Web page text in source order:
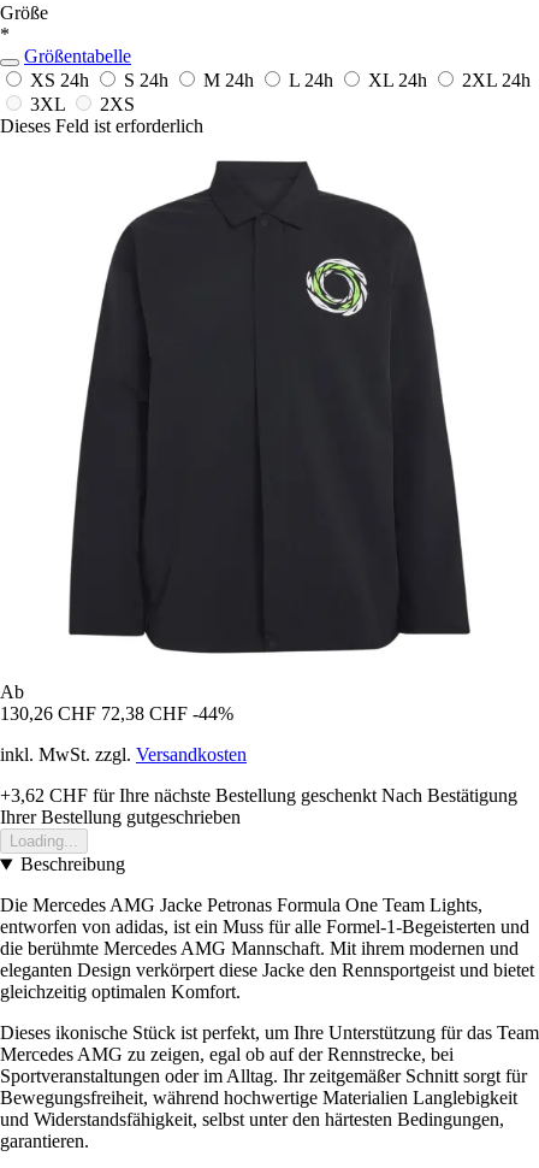
Größe
*
Größentabelle
XS 24h S 24h M 24h L 24h XL 24h 2XL 24h
3XL
2XS
Dieses Feld ist erforderlich
Ab
130,26 CHF 72,38 CHF -44%
inkl. MwSt. zzgl. Versandkosten
+3,62 CHF für Ihre nächste Bestellung geschenkt Nach Bestätigung
Ihrer Bestellung gutgeschrieben
Loading...
Beschreibung
Die Mercedes AMG Jacke Petronas Formula One Team Lights,
entworfen von adidas, ist ein Muss für alle Formel-1-Begeisterten und
die berühmte Mercedes AMG Mannschaft. Mit ihrem modernen und
eleganten Design verkörpert diese Jacke den Rennsportgeist und bietet
gleichzeitig optimalen Komfort.
Dieses ikonische Stück ist perfekt, um Ihre Unterstützung für das Team
Mercedes AMG zu zeigen, egal ob auf der Rennstrecke, bei
Sportveranstaltungen oder im Alltag. Ihr zeitgemäßer Schnitt sorgt für
Bewegungsfreiheit, während hochwertige Materialien Langlebigkeit
und Widerstandsfähigkeit, selbst unter den härtesten Bedingungen,
garantieren.